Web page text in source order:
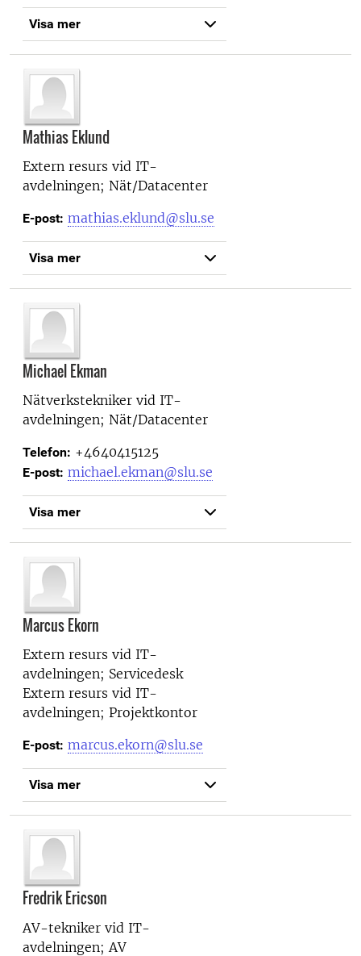
Visa mer
Mathias Eklund
Extern resurs vid IT-
avdelningen; Nät/Datacenter
E-post: mathias.eklund@slu.se
Visa mer
Michael Ekman
Nätverkstekniker vid IT-
avdelningen; Nät/Datacenter
Telefon: +4640415125
E-post: michael.ekman@slu.se
Visa mer
Marcus Ekorn
Extern resurs vid IT-
avdelningen; Servicedesk
Extern resurs vid IT-
avdelningen; Projektkontor
E-post: marcus.ekorn@slu.se
Visa mer
Fredrik Ericson
AV-tekniker vid IT-
avdelningen; AV